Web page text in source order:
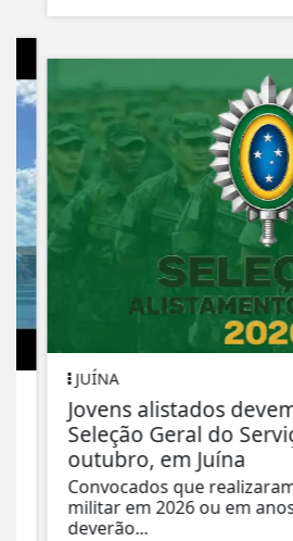
JUÍNA
Jovens alistados devem
Seleção Geral do
outubro, em Juína
Convocados que realizaram
militar em 2026 ou em anos
deverão...